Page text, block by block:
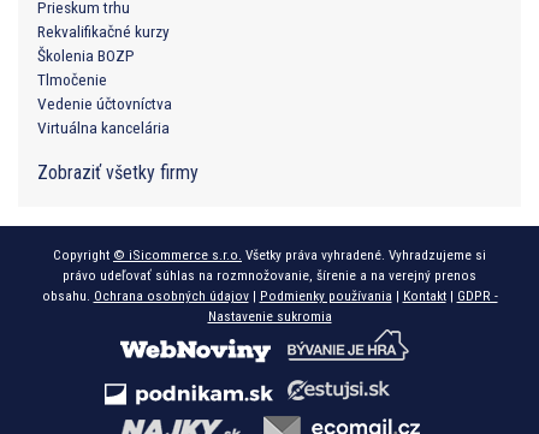
Prieskum trhu
Rekvalifikačné kurzy
Školenia BOZP
Tlmočenie
Vedenie účtovníctva
Virtuálna kancelária
Zobraziť všetky firmy
Copyright © iSicommerce s.r.o. Všetky práva vyhradené. Vyhradzujeme si
právo udeľovať súhlas na rozmnožovanie, šírenie a na verejný prenos
obsahu. Ochrana osobných údajov| Podmienky používania | Kontakt| GDPR -
Nastavenie sukromia